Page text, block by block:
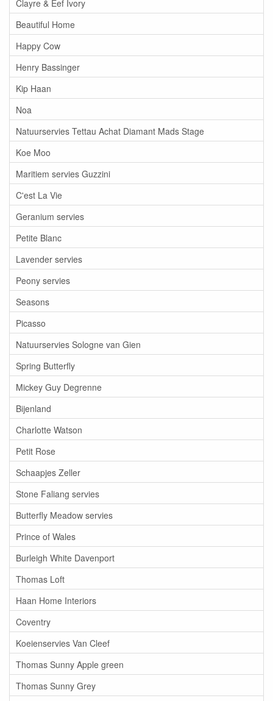
Clayre & Eef Ivory
Beautiful Home
Happy Cow
Henry Bassinger
Kip Haan
Noa
Natuurservies Tettau Achat Diamant Mads Stage
Koe Moo
Maritiem servies Guzzini
C'est La Vie
Geranium servies
Petite Blanc
Lavender servies
Peony servies
Seasons
Picasso
Natuurservies Sologne van Gien
Spring Butterfly
Mickey Guy Degrenne
Bijenland
Charlotte Watson
Petit Rose
Schaapjes Zeller
Stone Faliang servies
Butterfly Meadow servies
Prince of Wales
Burleigh White Davenport
Thomas Loft
Haan Home Interiors
Coventry
Koeienservies Van Cleef
Thomas Sunny Apple green
Thomas Sunny Grey